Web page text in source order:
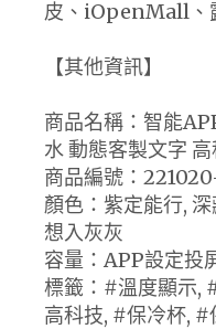
皮、iOpenMall、
【其他資訊】
商品名稱：智能
水 動態客製文字
商品編號：
顏色：紫定能行,
想入灰灰
容量：APP設定投
標籤：#溫度顯示,
高科技, #保冷杯, #